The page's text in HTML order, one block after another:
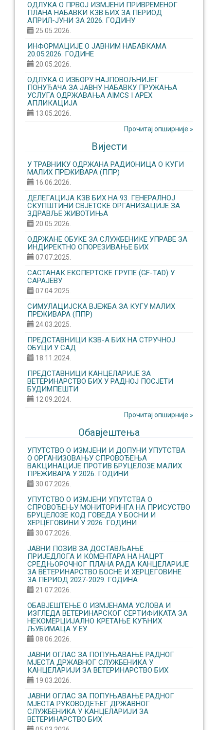
ОДЛУКА О ПРВОЈ ИЗМЈЕНИ ПРИВРЕМЕНОГ
ПЛАНА НАБАВКИ КЗВ БИХ ЗА ПЕРИОД
АПРИЛ-ЈУНИ ЗА 2026. ГОДИНУ
25.05.2026.
ИНФОРМАЦИЈЕ О ЈАВНИМ НАБАВКАМА
20.05.2026. ГОДИНЕ
20.05.2026.
ОДЛУКА О ИЗБОРУ НАЈПОВОЉНИЈЕГ
ПОНУЂАЧА ЗА ЈАВНУ НАБАВКУ ПРУЖАЊА
УСЛУГА ОДРЖАВАЊА AIMCS I APEX
АПЛИКАЦИЈА
13.05.2026.
Прочитај опширније »
Вијести
У ТРАВНИКУ ОДРЖАНА РАДИОНИЦА О КУГИ
МАЛИХ ПРЕЖИВАРА (ППР)
16.06.2026.
ДЕЛЕГАЦИЈА КЗВ БИХ НА 93. ГЕНЕРАЛНОЈ
СКУПШТИНИ СВЈЕТСКЕ ОРГАНИЗАЦИЈЕ ЗА
ЗДРАВЉЕ ЖИВОТИЊА
20.05.2026.
ОДРЖАНЕ ОБУКЕ ЗА СЛУЖБЕНИКЕ УПРАВЕ ЗА
ИНДИРЕКТНО ОПОРЕЗИВАЊЕ БИХ
07.07.2025.
САСТАНАК ЕКСПЕРТСКЕ ГРУПЕ (GF-TAD) У
САРАЈЕВУ
07.04.2025.
СИМУЛАЦИЈСКА ВЈЕЖБА ЗА КУГУ МАЛИХ
ПРЕЖИВАРА (ППР)
24.03.2025.
ПРЕДСТАВНИЦИ КЗВ-А БИХ НА СТРУЧНОЈ
ОБУЦИ У САД
18.11.2024.
ПРЕДСТАВНИЦИ КАНЦЕЛАРИЈЕ ЗА
ВЕТЕРИНАРСТВО БИХ У РАДНОЈ ПОСЈЕТИ
БУДИМПЕШТИ
12.09.2024.
Прочитај опширније »
Обавјештења
УПУТСТВО О ИЗМЈЕНИ И ДОПУНИ УПУТСТВА
О ОРГАНИЗОВАЊУ CПРОВОЂЕЊА
ВАКЦИНАЦИЈЕ ПРОТИВ БРУЦЕЛОЗЕ МАЛИХ
ПРЕЖИВАРА У 2026. ГОДИНИ
30.07.2026.
УПУТСТВО О ИЗМЈЕНИ УПУТСТВА О
СПРОВОЂЕЊУ МОНИТОРИНГА НА ПРИСУСТВО
БРУЦЕЛОЗЕ КОД ГОВЕДА У БОСНИ И
ХЕРЦЕГОВИНИ У 2026. ГОДИНИ
30.07.2026.
ЈАВНИ ПОЗИВ ЗА ДОСТАВЉАЊЕ
ПРИЈЕДЛОГА И КОМЕНТАРА НА НАЦРТ
СРЕДЊОРОЧНОГ ПЛАНА РАДА КАНЦЕЛАРИЈЕ
ЗА ВЕТЕРИНАРСТВО БОСНЕ И ХЕРЦЕГОВИНЕ
ЗА ПЕРИОД 2027-2029. ГОДИНА
21.07.2026.
ОБАВЈЕШТЕЊЕ О ИЗМЈЕНАМА УСЛОВА И
ИЗГЛЕДА ВЕТЕРИНАРСКОГ СЕРТИФИКАТА ЗА
НЕКОМЕРЦИЈАЛНО КРЕТАЊЕ КУЋНИХ
ЉУБИМАЦА У ЕУ
08.06.2026.
ЈАВНИ ОГЛАС ЗА ПОПУЊАВАЊЕ РАДНОГ
МЈЕСТА ДРЖАВНОГ СЛУЖБЕНИКА У
КАНЦЕЛАРИЈИ ЗА ВЕТЕРИНАРСТВО БИХ
19.03.2026.
ЈАВНИ ОГЛАС ЗА ПОПУЊАВАЊЕ РАДНОГ
МЈЕСТА РУКОВОДЕЋЕГ ДРЖАВНОГ
СЛУЖБЕНИКА У КАНЦЕЛАРИЈИ ЗА
ВЕТЕРИНАРСТВО БИХ